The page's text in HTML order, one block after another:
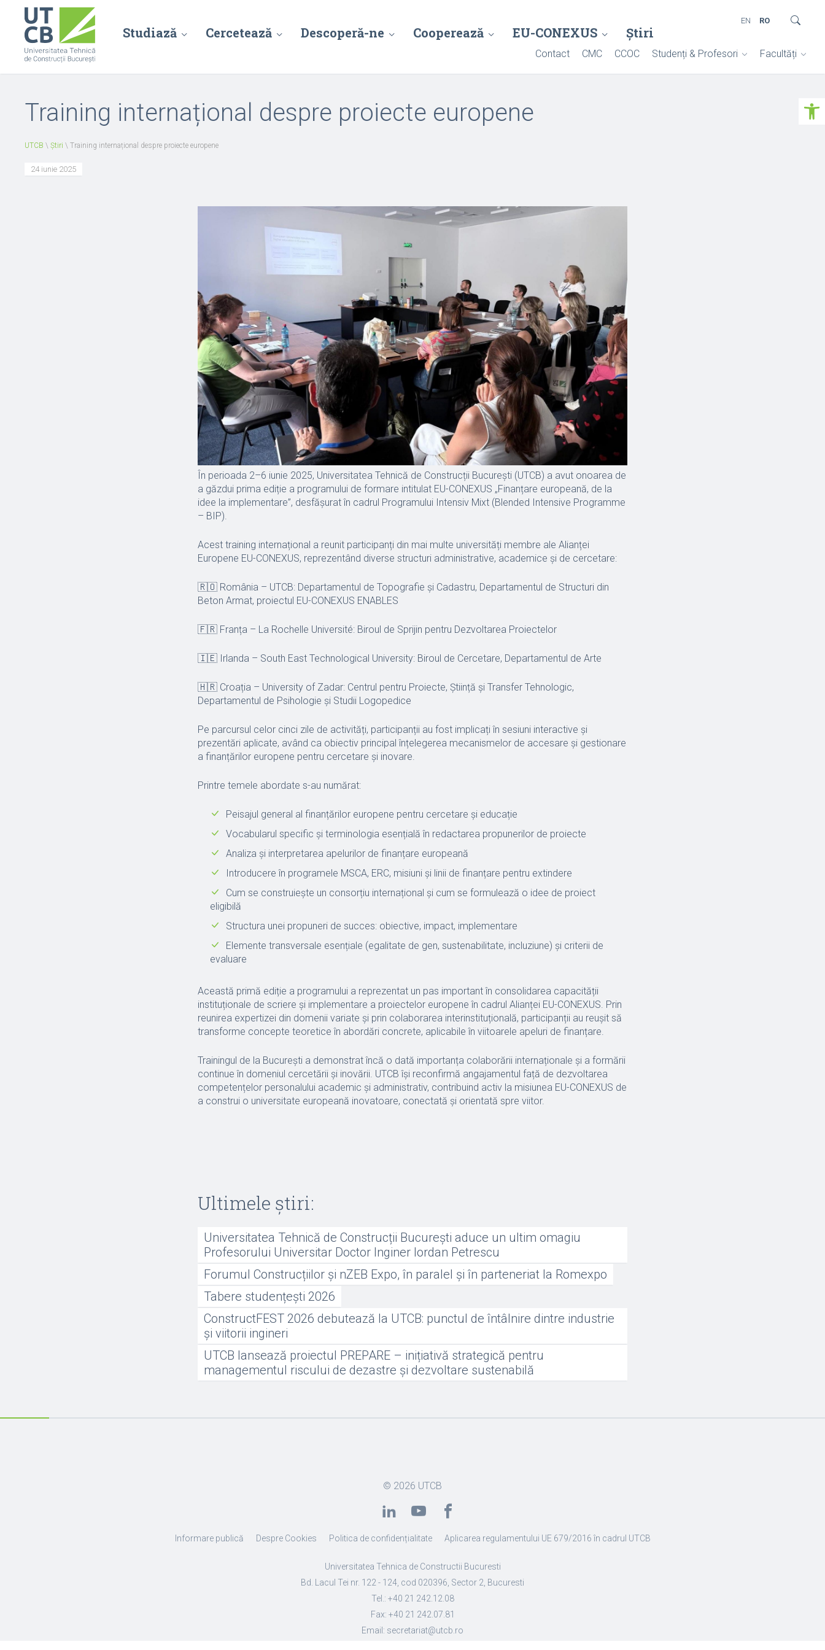
Deschide
Studiază Cercetează Descoperă-ne Cooperează EU-CONEXUS Știri
Contact CMC CCOC Studenți & Profesori Facultăți
EN RO
Training internațional despre proiecte europene
UTCB \ Știri \ Training internațional despre proiecte europene
24 iunie 2025
În perioada 2–6 iunie 2025, Universitatea Tehnică de Construcții București (UTCB) a avut onoarea de
a găzdui prima ediție a programului de formare intitulat EU-CONEXUS „Finanțare europeană, de la
idee la implementare”, desfășurat în cadrul Programului Intensiv Mixt (Blended Intensive Programme
– BIP).
Acest training internațional a reunit participanți din mai multe universități membre ale Alianței
Europene EU-CONEXUS, reprezentând diverse structuri administrative, academice și de cercetare:
🇷🇴 România – UTCB: Departamentul de Topografie și Cadastru, Departamentul de Structuri din
Beton Armat, proiectul EU-CONEXUS ENABLES
🇫🇷 Franța – La Rochelle Université: Biroul de Sprijin pentru Dezvoltarea Proiectelor
🇮🇪 Irlanda – South East Technological University: Biroul de Cercetare, Departamentul de Arte
🇭🇷 Croația – University of Zadar: Centrul pentru Proiecte, Știință și Transfer Tehnologic,
Departamentul de Psihologie și Studii Logopedice
Pe parcursul celor cinci zile de activități, participanții au fost implicați în sesiuni interactive și
prezentări aplicate, având ca obiectiv principal înțelegerea mecanismelor de accesare și gestionare
a finanțărilor europene pentru cercetare și inovare.
Printre temele abordate s-au numărat:
Peisajul general al finanțărilor europene pentru cercetare și educație
Vocabularul specific și terminologia esențială în redactarea propunerilor de proiecte
Analiza și interpretarea apelurilor de finanțare europeană
Introducere în programele MSCA, ERC, misiuni și linii de finanțare pentru extindere
Cum se construiește un consorțiu internațional și cum se formulează o idee de proiect
eligibilă
Structura unei propuneri de succes: obiective, impact, implementare
Elemente transversale esențiale (egalitate de gen, sustenabilitate, incluziune) și criterii de
evaluare
Această primă ediție a programului a reprezentat un pas important în consolidarea capacității
instituționale de scriere și implementare a proiectelor europene în cadrul Alianței EU-CONEXUS. Prin
reunirea expertizei din domenii variate și prin colaborarea interinstituțională, participanții au reușit să
transforme concepte teoretice în abordări concrete, aplicabile în viitoarele apeluri de finanțare.
Trainingul de la București a demonstrat încă o dată importanța colaborării internaționale și a formării
continue în domeniul cercetării și inovării. UTCB își reconfirmă angajamentul față de dezvoltarea
competențelor personalului academic și administrativ, contribuind activ la misiunea EU-CONEXUS de
a construi o universitate europeană inovatoare, conectată și orientată spre viitor.
Ultimele știri:
Universitatea Tehnică de Construcții București aduce un ultim omagiu
Profesorului Universitar Doctor Inginer Iordan Petrescu
Forumul Construcțiilor și nZEB Expo, în paralel și în parteneriat la Romexpo
Tabere studențești 2026
ConstructFEST 2026 debutează la UTCB: punctul de întâlnire dintre industrie
și viitorii ingineri
UTCB lansează proiectul PREPARE – inițiativă strategică pentru
managementul riscului de dezastre și dezvoltare sustenabilă
© 2026 UTCB
Informare publică Despre Cookies Politica de confidențialitate Aplicarea regulamentului UE 679/2016 în cadrul UTCB
Universitatea Tehnica de Constructii Bucuresti
Bd. Lacul Tei nr. 122 - 124, cod 020396, Sector 2, Bucuresti
Tel.: +40 21 242.12.08
Fax: +40 21 242.07.81
Email: secretariat@utcb.ro